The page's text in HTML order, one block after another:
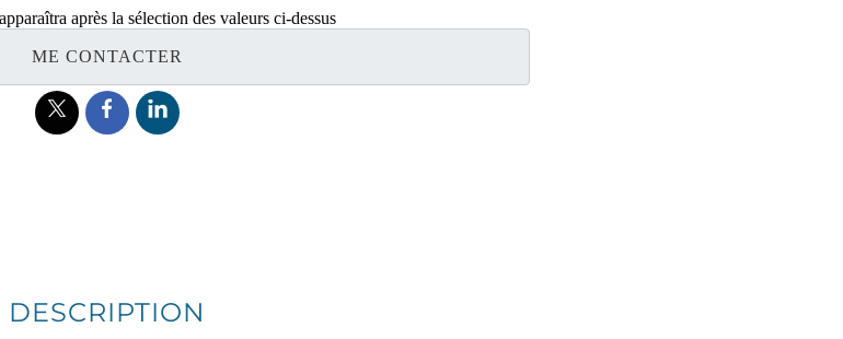
après la sélection des valeurs ci-dessus
ME CONTACTER
DESCRIPTION